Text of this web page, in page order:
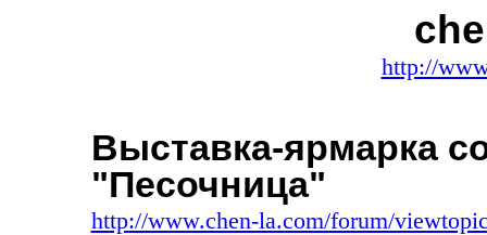
http://
Выставка-ярмарка
"Песочница"
http://www.chen-la.com/forum/